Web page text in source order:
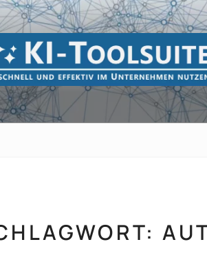
und effektiv im